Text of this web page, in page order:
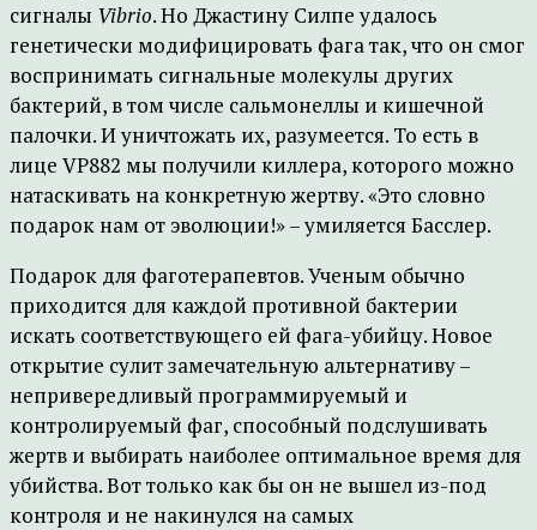
сигналы Vibrio. Но Джастину Силпе удалось
генетически модифицировать фага так, что он смог
воспринимать сигнальные молекулы других
бактерий, в том числе сальмонеллы и кишечной
палочки. И уничтожать их, разумеется. То есть в
лице VP882 мы получили киллера, которого можно
натаскивать на конкретную жертву. «Это словно
подарок нам от эволюции!» – умиляется Басслер.
Подарок для фаготерапевтов. Ученым обычно
приходится для каждой противной бактерии
искать соответствующего ей фага-убийцу. Новое
открытие сулит замечательную альтернативу –
непривередливый программируемый и
контролируемый фаг, способный подслушивать
жертв и выбирать наиболее оптимальное время для
убийства. Вот только как бы он не вышел из-под
контроля и не накинулся на самых